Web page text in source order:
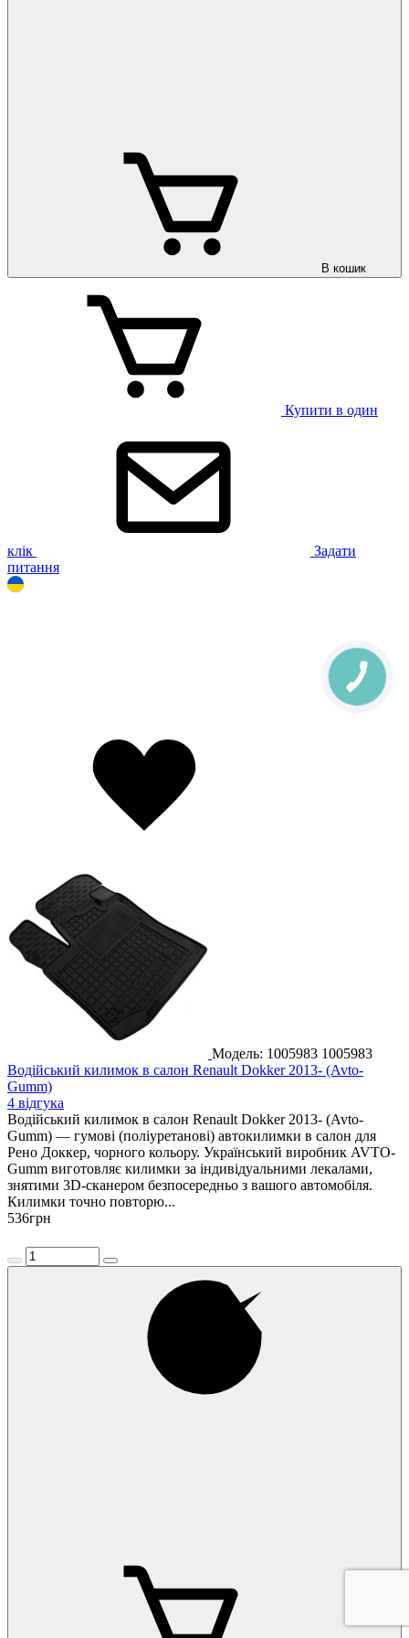
В кошик
Купити в один
клік
Задати
питання
Модель: 1005983 1005983
Водійський килимок в салон Renault Dokker 2013- (Avto-
Gumm)
4 відгука
Водійський килимок в салон Renault Dokker 2013- (Avto-
Gumm) — гумові (поліуретанові) автокилимки в салон для
Рено Доккер, чорного кольору. Український виробник AVTO-
Gumm виготовляє килимки за індивідуальними лекалами,
знятими 3D-сканером безпосередньо з вашого автомобіля.
Килимки точно повторю...
536грн